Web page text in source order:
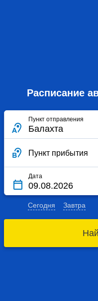
Расписание
Пункт отправления
Пункт прибытия
Дата
Сегодня Завтра